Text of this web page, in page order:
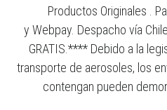
Productos Originales .
y Webpay. Despacho vía
GRATIS.**** Debido a la
transporte de aerosoles, los
contengan pueden